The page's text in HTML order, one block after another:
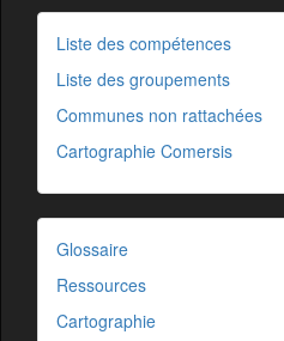
Liste des compétences
Liste des groupements
Communes non rattachées
Cartographie Comersis
Glossaire
Ressources
Cartographie